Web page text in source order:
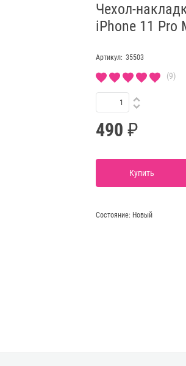
Чехол-
iPhone 11
Артикул: 35503
(9)
490
Купить
Состояние: Новый